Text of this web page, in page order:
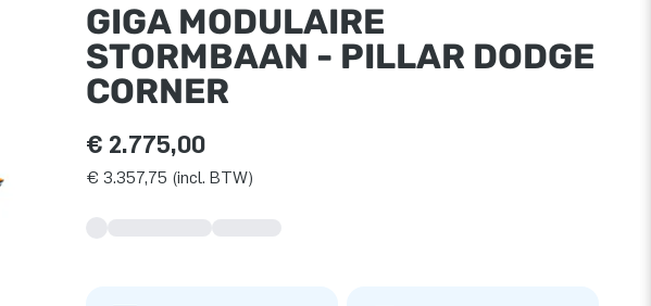
GIGA MODULAIRE
STORMBAAN - PILLAR DODGE
CORNER
€ 2.775,00
€ 3.357,75 (incl. BTW)